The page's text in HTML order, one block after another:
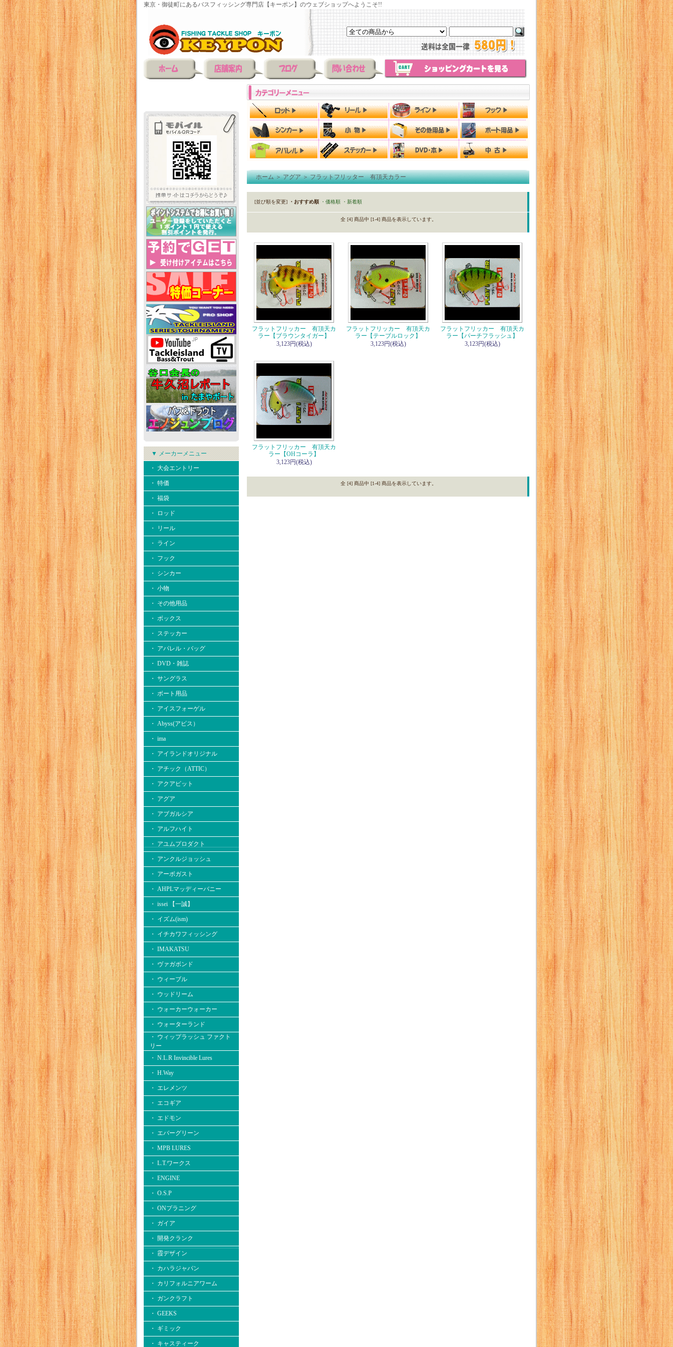
東京・御徒町にあるバスフィッシング専門店【キーポン】のウェブショップへようこそ!!
▼ メーカーメニュー
・ 大会エントリー
・ 特価
・ 福袋
・ ロッド
・ リール
・ ライン
・ フック
・ シンカー
・ 小物
・ その他用品
・ ボックス
・ ステッカー
・ アパレル・バッグ
・ DVD・雑誌
・ サングラス
・ ボート用品
・ アイスフォーゲル
・ Abyss(アビス）
・ ima
・ アイランドオリジナル
・ アチック（ATTIC）
・ アクアビット
・ アグア
・ アブガルシア
・ アルフハイト
・ アユムプロダクト
・ アンクルジョッシュ
・ アーボガスト
・ AHPLマッディーバニー
・ issei 【一誠】
・ イズム(ism)
・ イチカワフィッシング
・ IMAKATSU
・ ヴァガボンド
・ ウィーブル
・ ウッドリーム
・ ウォーカーウォーカー
・ ウォーターランド
・ ウィップラッシュ ファクト
リー
・ N.L.R Invincible Lures
・ H.Way
・ エレメンツ
・ エコギア
・ エドモン
・ エバーグリーン
・ MPB LURES
・ L.T.ワークス
・ ENGINE
・ O.S.P
・ ONプラニング
・ ガイア
・ 開発クランク
・ 霞デザイン
・ カハラジャパン
・ カリフォルニアワーム
・ ガンクラフト
・ GEEKS
・ ギミック
・ キャスティーク
ホーム＞アグア＞フラットフリッター 有頂天カラー
[並び順を変更] ・おすすめ順 ・価格順 ・新着順
全 [4] 商品中 [1-4] 商品を表示しています。
フラットフリッカー 有頂天カ
ラー【ブラウンタイガー】
3,123円(税込)
フラットフリッカー 有頂天カ
ラー【テーブルロック】
3,123円(税込)
フラットフリッカー 有頂天カ
ラー【パーチフラッシュ】
3,123円(税込)
フラットフリッカー 有頂天カ
ラー【OHコーラ】
3,123円(税込)
全 [4] 商品中 [1-4] 商品を表示しています。